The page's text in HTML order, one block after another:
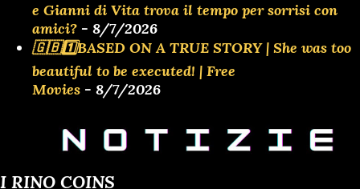
e Gianni di Vita trova il tempo per sorrisi con
amici? - 8/7/2026
🇬🇧1️⃣BASED ON A TRUE STORY | She was too
beautiful to be executed! | Free
Movies - 8/7/2026
I RINO COINS